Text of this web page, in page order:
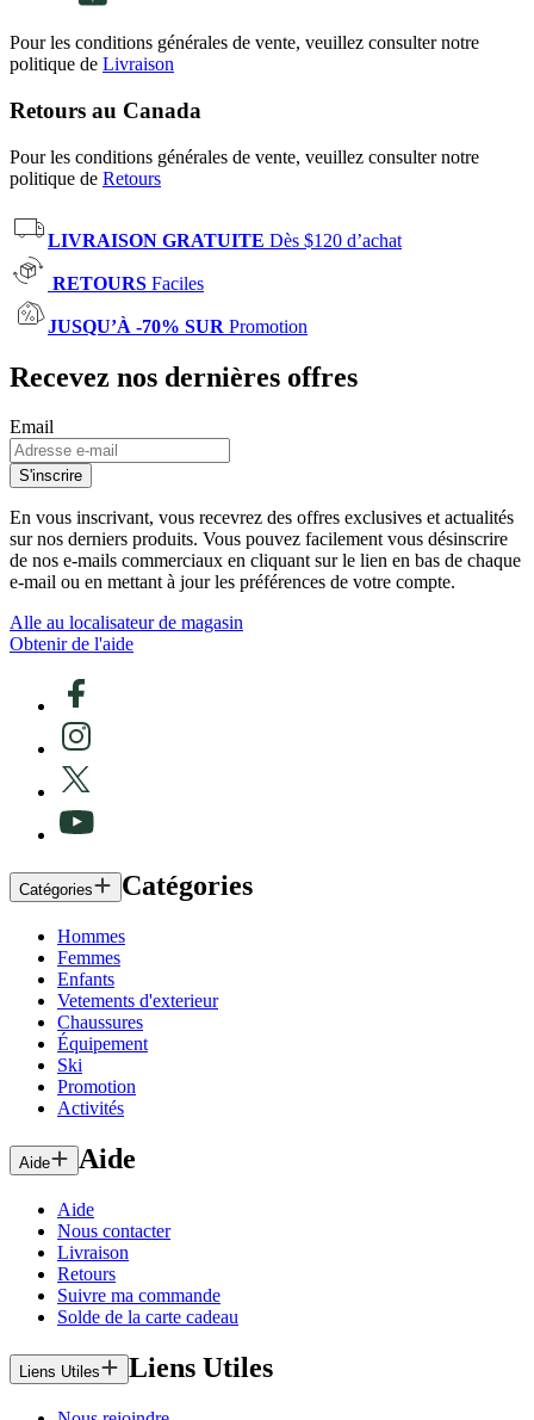
Pour les conditions générales de vente, veuillez consulter notre
politique de Livraison
Retours au Canada
Pour les conditions générales de vente, veuillez consulter notre
politique de Retours
LIVRAISON GRATUITE Dès $120 d’achat
RETOURS Faciles
JUSQU’À -70% SUR Promotion
Recevez nos dernières offres
Email
S'inscrire
En vous inscrivant, vous recevrez des offres exclusives et actualités
sur nos derniers produits. Vous pouvez facilement vous désinscrire
de nos e-mails commerciaux en cliquant sur le lien en bas de chaque
e-mail ou en mettant à jour les préférences de votre compte.
Alle au localisateur de magasin
Obtenir de l'aide
Catégories Catégories
Hommes
Femmes
Enfants
Vetements d'exterieur
Chaussures
Équipement
Ski
Promotion
Activités
Aide Aide
Aide
Nous contacter
Livraison
Retours
Suivre ma commande
Solde de la carte cadeau
Liens Utiles Liens Utiles